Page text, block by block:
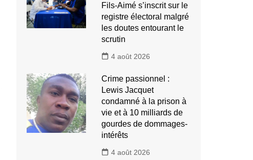
Fils-Aimé s’inscrit sur le
registre électoral malgré
les doutes entourant le
scrutin
4 août 2026
Crime passionnel :
Lewis Jacquet
condamné à la prison à
vie et à 10 milliards de
gourdes de dommages-
intérêts
4 août 2026